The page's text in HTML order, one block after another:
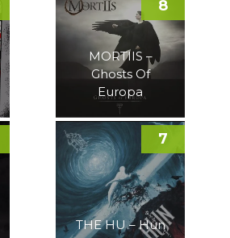
MORTIIS –
Ghosts Of
Europa
8
THE HU – Hun
7